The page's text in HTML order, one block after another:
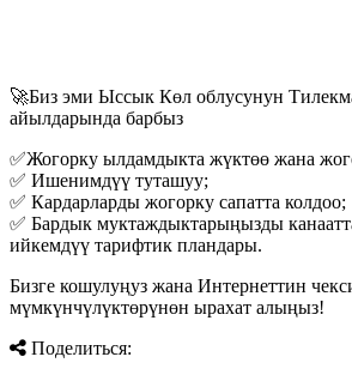
🚀Биз эми Ыссык Көл облусунун
айылдарында барбыз
✅Жогорку ылдамдыкта жүктөө жана
✅ Ишенимдүү туташуу;
✅ Кардарларды жогорку сапатта колдоо;
✅ Бардык муктаждыктарыңызды
ийкемдүү тарифтик пландары.
Бизге кошулуңуз жана Интернеттин
мүмкүнчүлүктөрүнөн ырахат алыңыз!
Поделиться: